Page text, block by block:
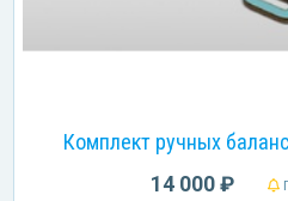
Комплект ручных
14 000 ₽